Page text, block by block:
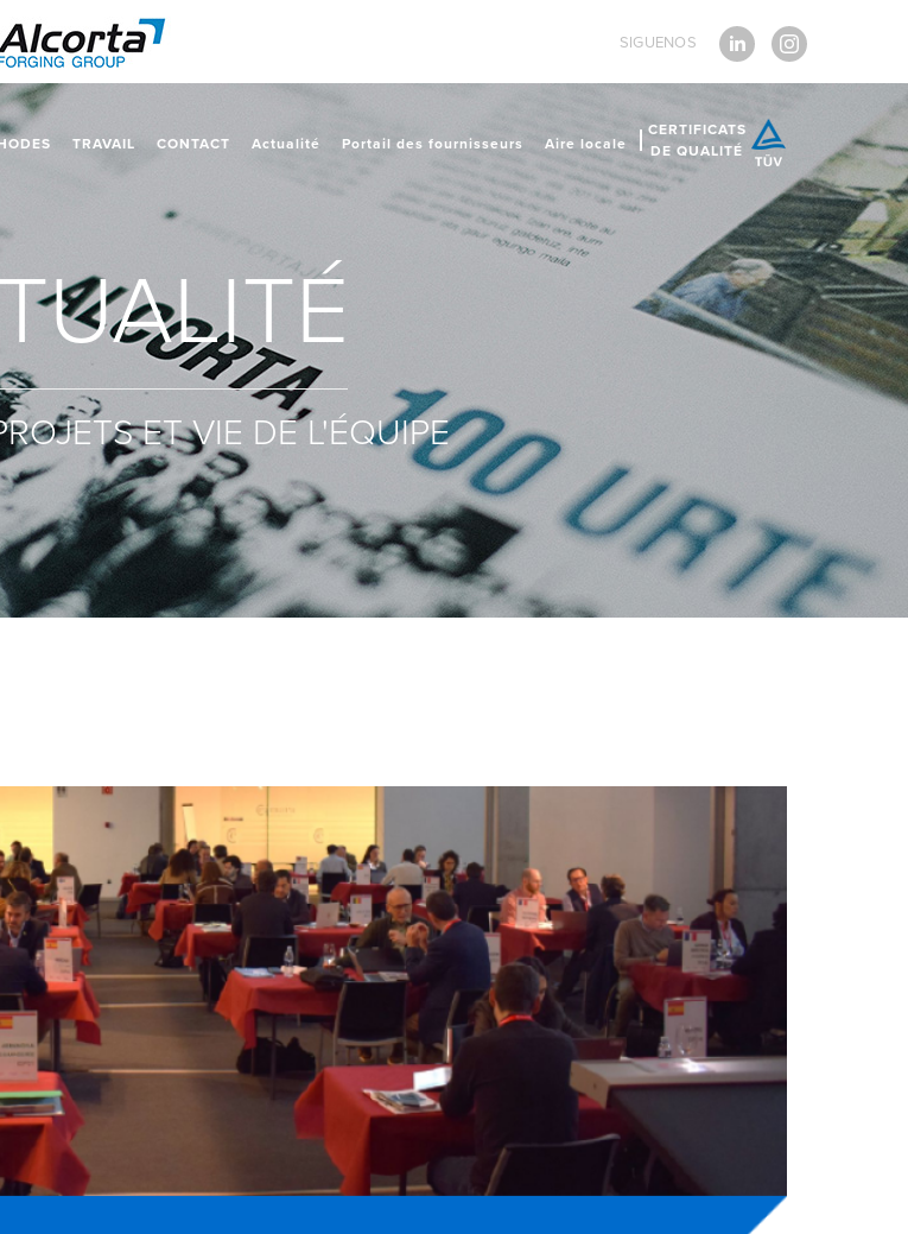
SIGUENOS
TRAVAIL CONTACT Actualité Portail des fournisseurs Aire locale
CERTIFICATS
DE QUALITÉ
ET VIE DE L'ÉQUIPE